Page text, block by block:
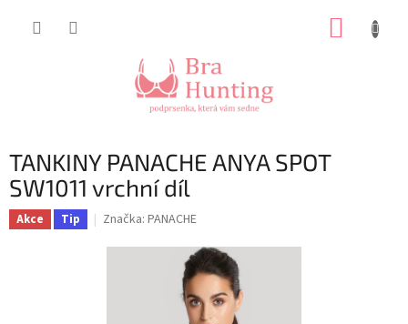
TANKINY PANACHE ANYA SPOT
SW1011 vrchní díl
Akce Tip Značka: PANACHE